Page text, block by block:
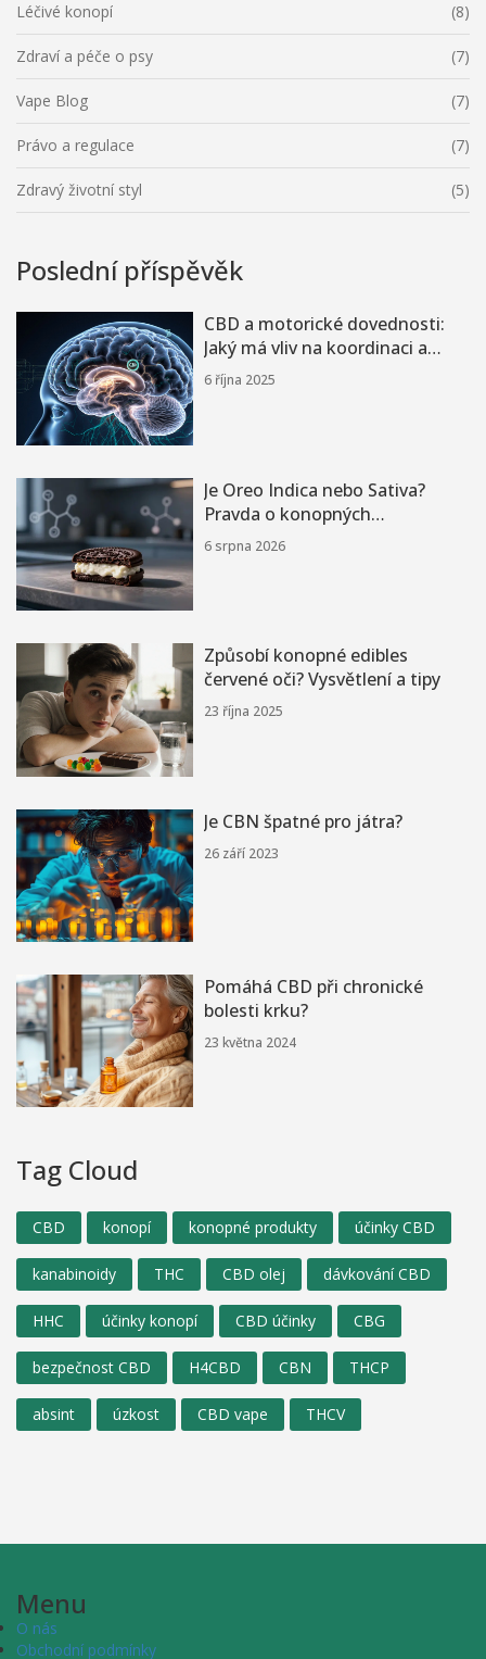
Léčivé konopí (8)
Zdraví a péče o psy (7)
Vape Blog (7)
Právo a regulace (7)
Zdravý životní styl (5)
Poslední příspěvěk
CBD a motorické dovednosti:
Jaký má vliv na koordinaci a
reakci?
6 října 2025
Je Oreo Indica nebo Sativa?
Pravda o konopných
čokoládách
6 srpna 2026
Způsobí konopné edibles
červené oči? Vysvětlení a tipy
23 října 2025
Je CBN špatné pro játra?
26 září 2023
Pomáhá CBD při chronické
bolesti krku?
23 května 2024
Tag Cloud
CBD konopí konopné produkty účinky CBD
kanabinoidy THC CBD olej dávkování CBD
HHC účinky konopí CBD účinky CBG
bezpečnost CBD H4CBD CBN THCP
absint úzkost CBD vape THCV
Menu
O nás
Obchodní podmínky